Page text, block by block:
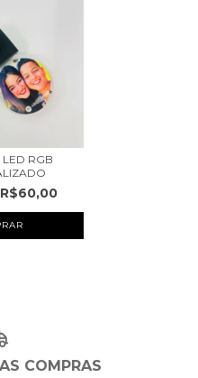
LED RGB
R$60,00
COMPRAS